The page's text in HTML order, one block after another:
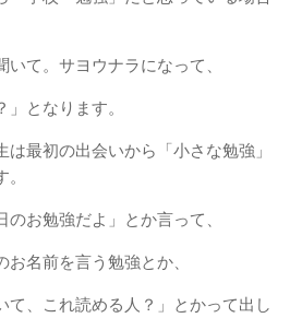
て。サヨウナラになって、
」となります。
最初の出会いから「小さな勉強」
のお勉強だよ」とか言って、
名前を言う勉強とか、
て、これ読める人？」とかって出し